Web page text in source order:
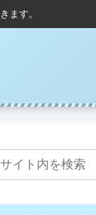
ます。